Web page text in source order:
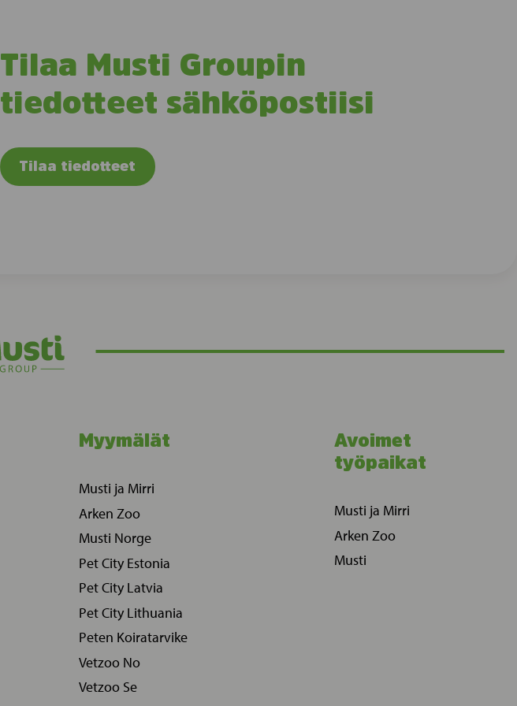
Tilaa Musti Groupin
tiedotteet sähköpostiisi
Tilaa tiedotteet
Myymälät
Musti ja Mirri
Arken Zoo
Musti Norge
Pet City Estonia
Pet City Latvia
Pet City Lithuania
Peten Koiratarvike
Vetzoo No
Vetzoo Se
Avoimet
työpaikat
Musti ja Mirri
Arken Zoo
Musti